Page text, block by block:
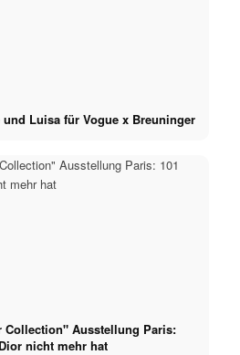
und Luisa für Vogue x Breuninger
Collection" Ausstellung Paris:
nicht mehr hat